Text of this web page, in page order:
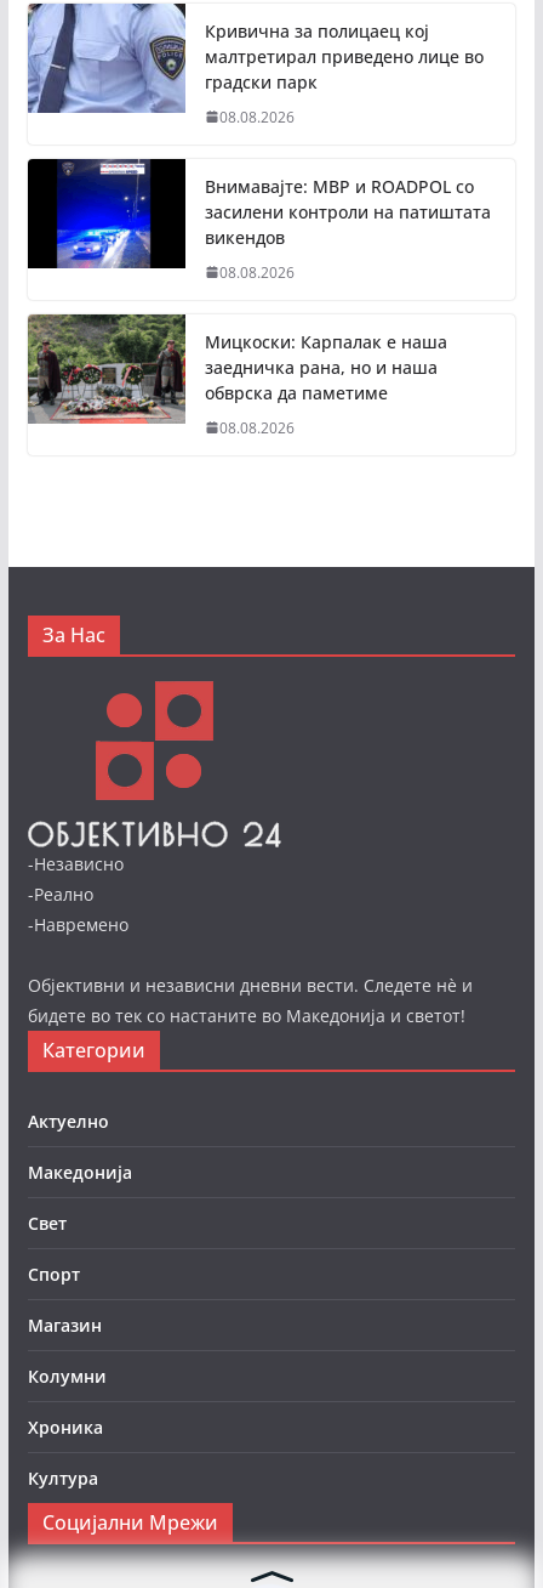
Кривична за полицаец кој
малтретирал приведено лице во
градски парк
08.08.2026
Внимавајте: МВР и ROADPOL со
засилени контроли на патиштата
викендов
08.08.2026
Мицкоски: Карпалак е наша
заедничка рана, но и наша
обврска да паметиме
08.08.2026
За Нас
-Независно
-Реално
-Навремено
Објективни и независни дневни вести. Следете нè и
бидете во тек со настаните во Македонија и светот!
Категории
Актуелно
Македонија
Свет
Спорт
Магазин
Колумни
Хроника
Култура
Социјални Мрежи